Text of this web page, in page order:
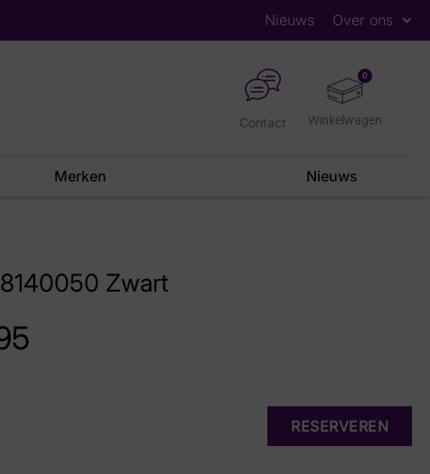
Nieuws Over ons
0
Contact
Merken Nieuws
Zwart
RESERVEREN